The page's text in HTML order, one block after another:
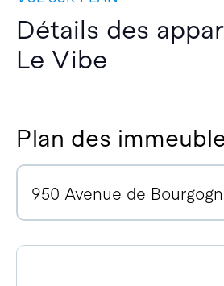
Détails des
Le Vibe
Plan des